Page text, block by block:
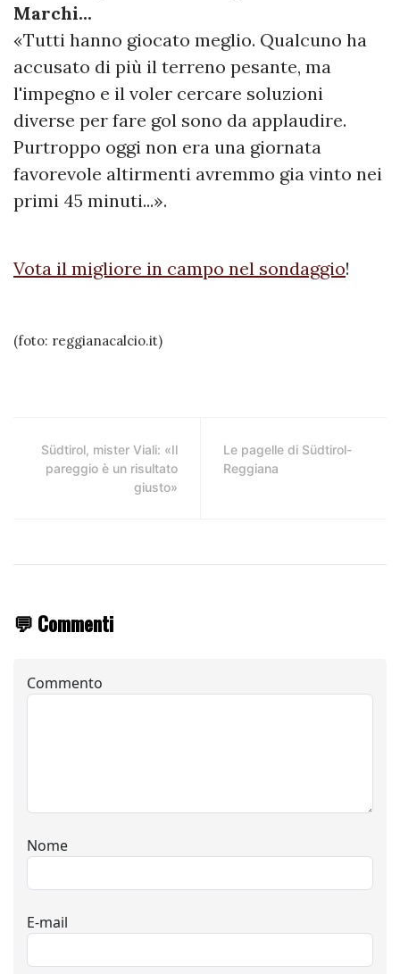
Marchi...
«Tutti hanno giocato meglio. Qualcuno ha
accusato di più il terreno pesante, ma
l'impegno e il voler cercare soluzioni
diverse per fare gol sono da applaudire.
Purtroppo oggi non era una giornata
favorevole altirmenti avremmo gia vinto nei
primi 45 minuti...».
Vota il migliore in campo nel sondaggio!
(foto: reggianacalcio.it)
Südtirol, mister Viali: «Il
pareggio è un risultato
giusto»
Le pagelle di Südtirol-
Reggiana
💬 Commenti